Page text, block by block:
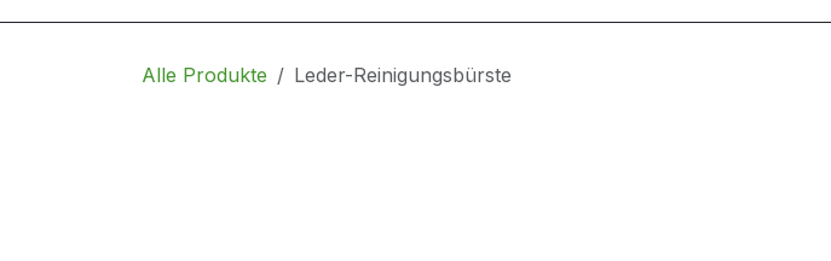
Alle Produkte Leder-Reinigungsbürste